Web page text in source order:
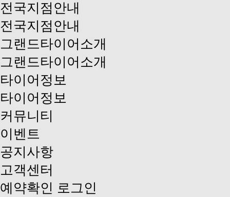
전국지점안내
전국지점안내
그랜드타이어소개
그랜드타이어소개
타이어정보
타이어정보
커뮤니티
이벤트
공지사항
고객센터
예약확인 로그인